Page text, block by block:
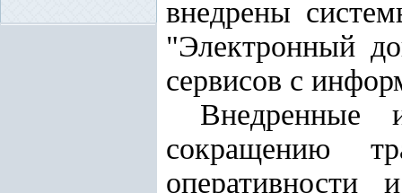
внедрены
"Электронный
сервисов с
Внедренные
сокращению
оперативности